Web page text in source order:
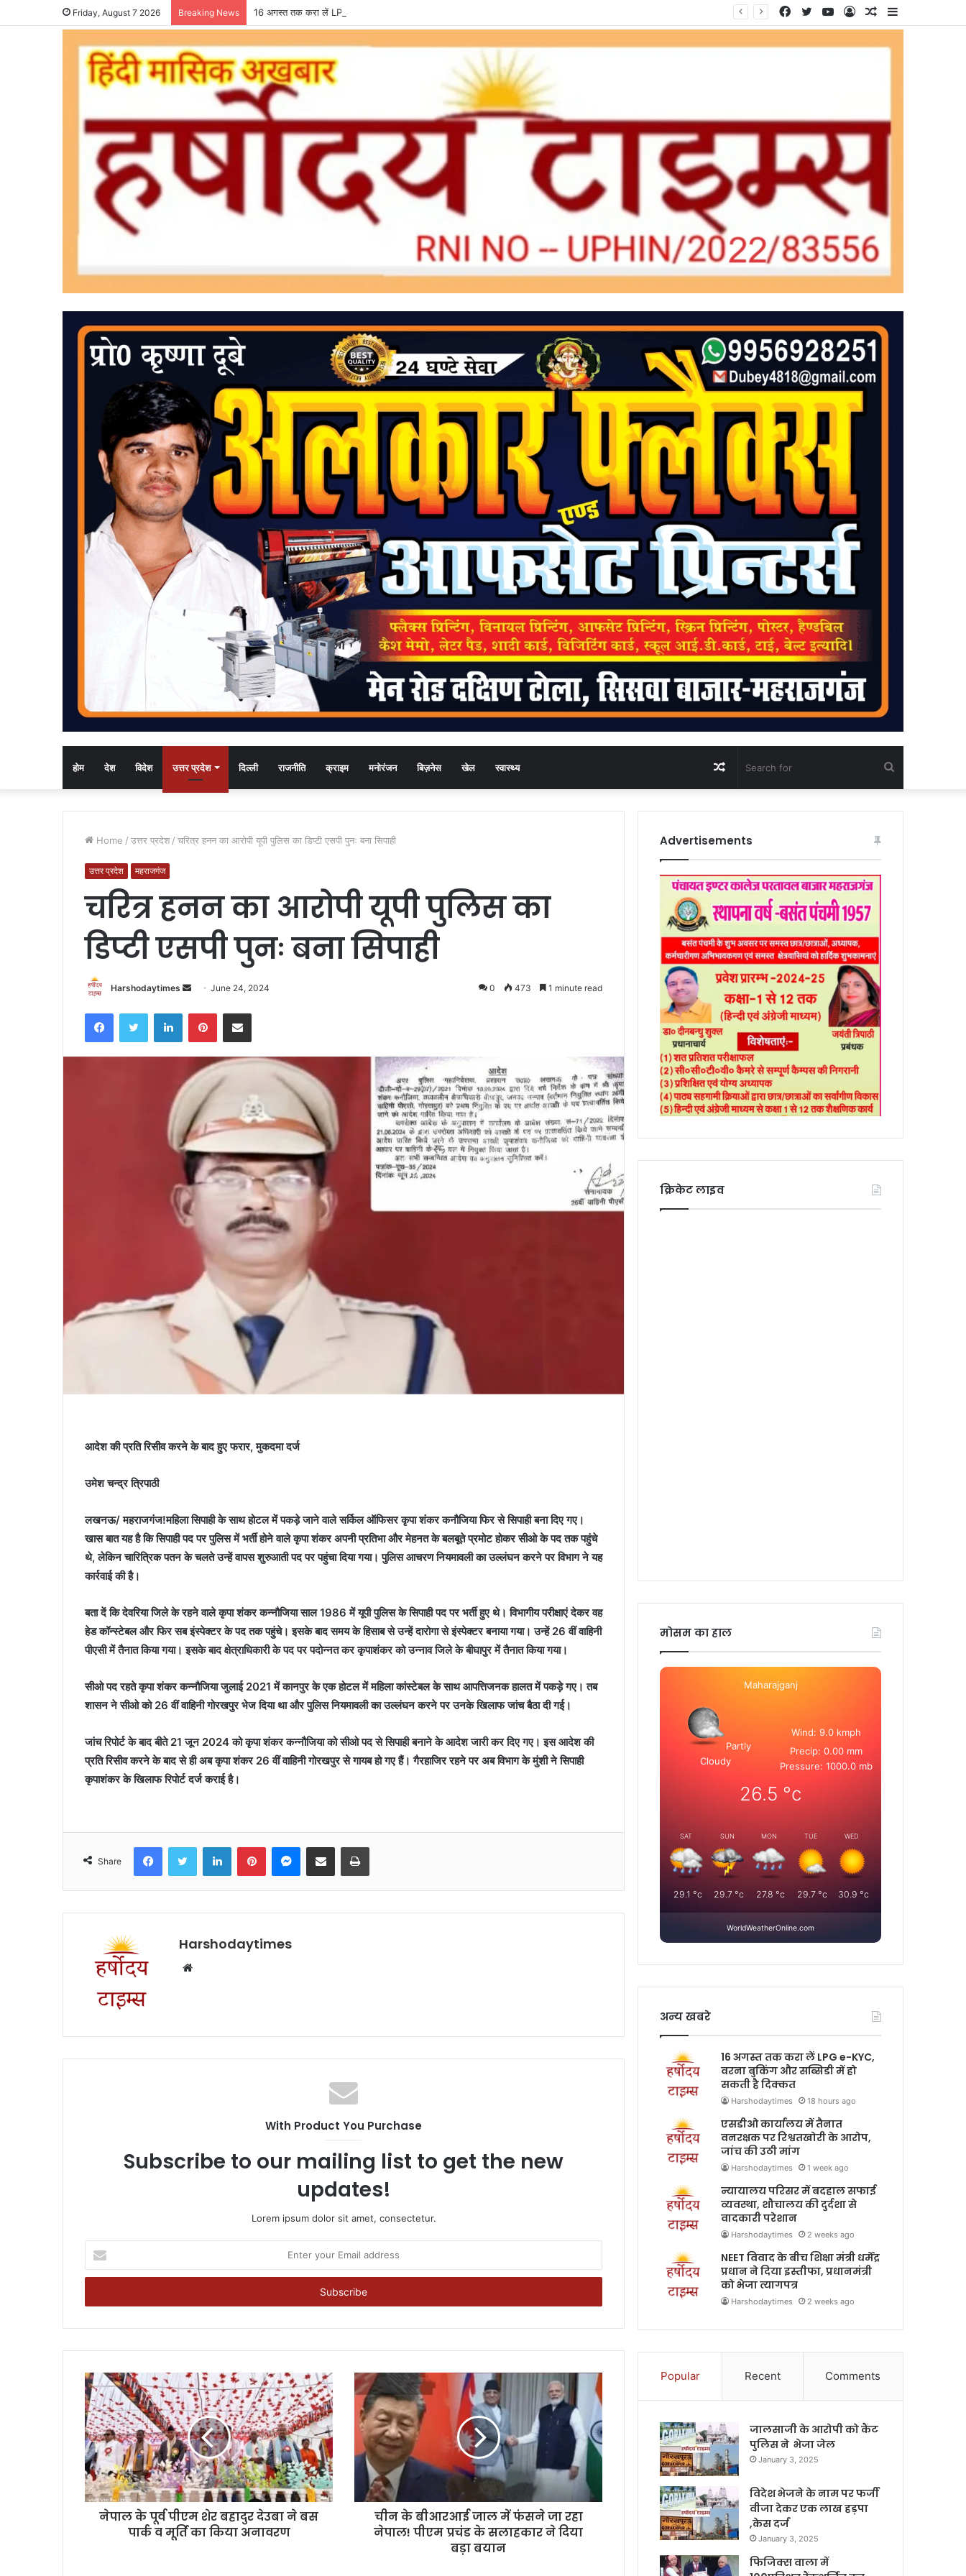
Friday, August 7 2026 Breaking News 16 अगस्त तक करा लें LPG e-KYC, वरना बुकिंग और सब्सिडी में हो सकती है दिक्कत Sidebar
Random
Log
YouTube
Twitter
Facebook
होम देश विदेश उत्तर प्रदेश दिल्ली राजनीति क्राइम मनोरंजन बिज़नेस खेल स्वास्थ्य
for
Random
Article
Home / उत्तर प्रदेश / चरित्र हनन का आरोपी यूपी पुलिस का डिप्टी एसपी पुनः बना सिपाही
उत्तर प्रदेश महराजगंज
चरित्र हनन का आरोपी यूपी पुलिस का
डिप्टी एसपी पुनः बना सिपाही
Harshodaytimes
Send
email
June 24, 2024 0 473 1 minute read
FacebookTwitter LinkedInPinterestShare via Email
आदेश की प्रति रिसीव करने के बाद हुए फरार, मुकदमा दर्ज
उमेश चन्द्र त्रिपाठी
लखनऊ/ महराजगंज!महिला सिपाही के साथ होटल में पकड़े जाने वाले सर्किल ऑफिसर कृपा शंकर कनौजिया फिर से सिपाही बना दिए गए।
खास बात यह है कि सिपाही पद पर पुलिस में भर्ती होने वाले कृपा शंकर अपनी प्रतिभा और मेहनत के बलबूते प्रमोट होकर सीओ के पद तक पहुंचे
थे, लेकिन चारित्रिक पतन के चलते उन्हें वापस शुरुआती पद पर पहुंचा दिया गया। पुलिस आचरण नियमावली का उल्लंघन करने पर विभाग ने यह
कार्रवाई की है।
बता दें कि देवरिया जिले के रहने वाले कृपा शंकर कन्नौजिया साल 1986 में यूपी पुलिस के सिपाही पद पर भर्ती हुए थे। विभागीय परीक्षाएं देकर वह
हेड कॉन्स्टेबल और फिर सब इंस्पेक्टर के पद तक पहुंचे। इसके बाद समय के हिसाब से उन्हें दारोगा से इंस्पेक्टर बनाया गया। उन्हें 26 वीं वाहिनी
पीएसी में तैनात किया गया। इसके बाद क्षेत्राधिकारी के पद पर पदोन्नत कर कृपाशंकर को उन्नाव जिले के बीघापुर में तैनात किया गया।
सीओ पद रहते कृपा शंकर कन्नौजिया जुलाई 2021 में कानपुर के एक होटल में महिला कांस्टेबल के साथ आपत्तिजनक हालत में पकड़े गए। तब
शासन ने सीओ को 26 वीं वाहिनी गोरखपुर भेज दिया था और पुलिस नियमावली का उल्लंघन करने पर उनके खिलाफ जांच बैठा दी गई।
जांच रिपोर्ट के बाद बीते 21 जून 2024 को कृपा शंकर कन्नौजिया को सीओ पद से सिपाही बनाने के आदेश जारी कर दिए गए। इस आदेश की
प्रति रिसीव करने के बाद से ही अब कृपा शंकर 26 वीं वाहिनी गोरखपुर से गायब हो गए हैं। गैरहाजिर रहने पर अब विभाग के मुंशी ने सिपाही
कृपाशंकर के खिलाफ रिपोर्ट दर्ज कराई है।
Share
FacebookTwitter LinkedInPinterestMessenger
Share via Email Print
Harshodaytimes
Website
With Product You Purchase
Subscribe to our mailing list to get the new
updates!
Lorem ipsum dolor sit amet, consectetur.
your
Email
नेपाल के पूर्व पीएम शेर बहादुर देउबा ने बस
पार्क व मूर्ति का किया अनावरण
चीन के बीआरआई जाल में फंसने जा रहा
नेपाल! पीएम प्रचंड के सलाहकार ने दिया
बड़ा बयान
Advertisements
क्रिकेट लाइव
मोसम का हाल
Maharajganj
Partly
Cloudy
Wind: 9.0 kmph
Precip: 0.00 mm
Pressure: 1000.0 mb
26.5 °c
SAT
29.1 °c
SUN
29.7 °c
MON
27.8 °c
TUE
29.7°c
WED
30.9 °c
WorldWeatherOnline.com
अन्य खबरे
16 अगस्त तक करा लें LPG e-KYC,
वरना बुकिंग और सब्सिडी में हो
सकती है दिक्कत
Harshodaytimes 18 hours ago
एसडीओ कार्यालय में तैनात
वनरक्षक पर रिश्वतखोरी के आरोप,
जांच की उठी मांग
Harshodaytimes 1 week ago
न्यायालय परिसर में बदहाल सफाई
व्यवस्था, शौचालय की दुर्दशा से
वादकारी परेशान
Harshodaytimes 2 weeks ago
NEET विवाद के बीच शिक्षा मंत्री धर्मेंद्र
प्रधान ने दिया इस्तीफा, प्रधानमंत्री
को भेजा त्यागपत्र
Harshodaytimes 2 weeks ago
Popular Recent Comments
जालसाजी के आरोपी को कैंट
पुलिस ने भेजा जेल
January 3, 2025
विदेश भेजने के नाम पर फर्जी
वीजा देकर एक लाख हड़पा
,केस दर्ज
January 3, 2025
फिजिक्स वाला में